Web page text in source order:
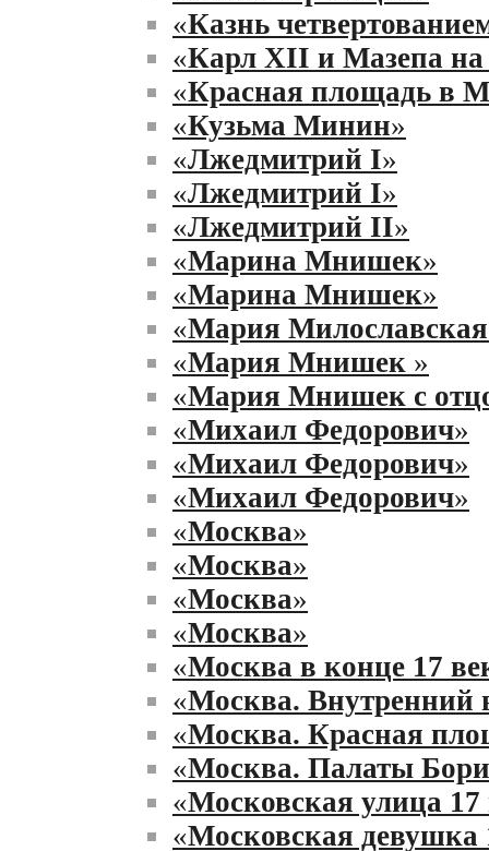
«Казнь
«Карл XII и Мазепа на
«Красная площадь в
«Кузьма Минин»
«Лжедмитрий I»
«Лжедмитрий I»
«Лжедмитрий II»
«Марина Мнишек»
«Марина Мнишек»
«Мария Милославская
«Мария Мнишек »
«Мария Мнишек с
«Михаил Федорович»
«Михаил Федорович»
«Михаил Федорович»
«Москва»
«Москва»
«Москва»
«Москва»
«Москва в конце 17
«Москва. Внутренний
«Москва. Красная
«Москва. Палаты
«Московская улица 17
«Московская девушка